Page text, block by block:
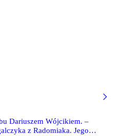
Dariuszem Wójcikiem. –
z Radomiaka. Jego